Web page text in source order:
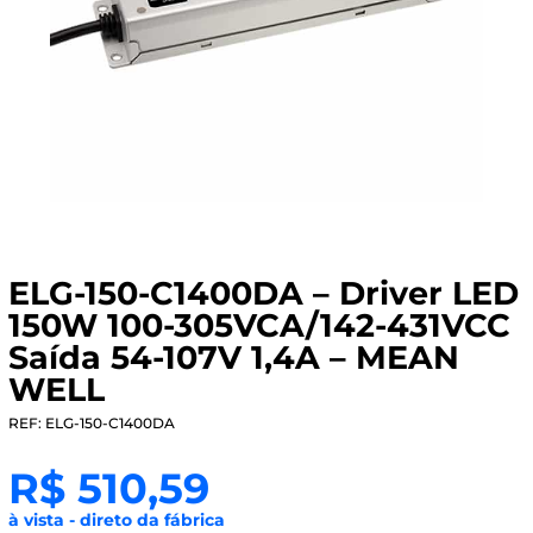
ELG-150-C1400DA – Driver LED
150W 100-305VCA/142-431VCC
Saída 54-107V 1,4A – MEAN
WELL
REF: ELG-150-C1400DA
R$510,59
à vista - direto da fábrica